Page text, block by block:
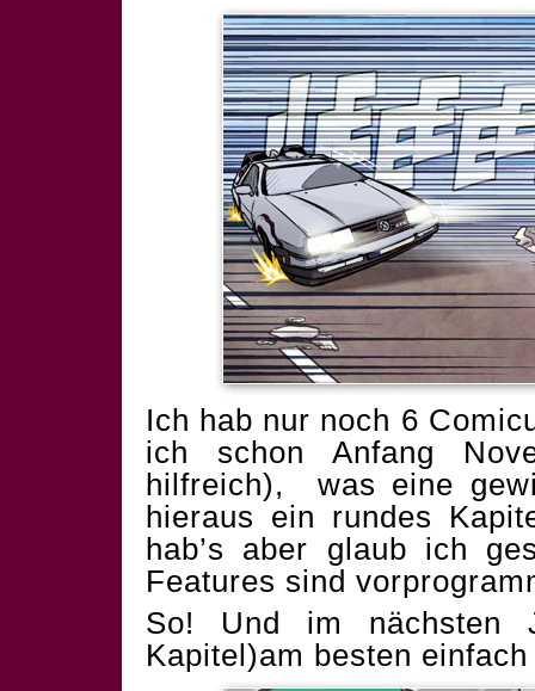
Ich hab nur noch 6
ich schon Anfang
hilfreich), was eine
hieraus ein rundes
hab’s aber glaub ich
Features sind
So! Und im nächsten
Kapitel)am besten